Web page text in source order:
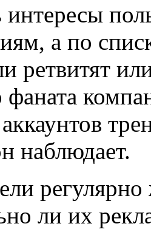
а по
ретвитят
фаната
наблюдает.
ли их